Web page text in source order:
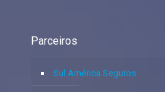
Parceiros
Sul América Seguros